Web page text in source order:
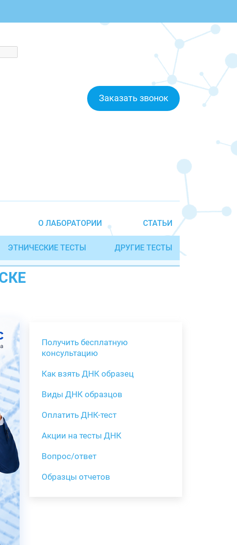
Заказать звонок
О ЛАБОРАТОРИИ СТАТЬИ
ЭТНИЧЕСКИЕ ТЕСТЫ ДРУГИЕ ТЕСТЫ
Получить бесплатную
консультацию
Как взять ДНК образец
Виды ДНК образцов
Оплатить ДНК-тест
Акции на тесты ДНК
Вопрос/ответ
Образцы отчетов